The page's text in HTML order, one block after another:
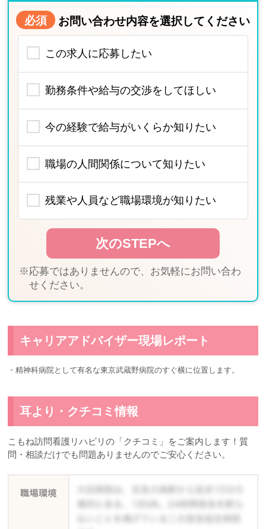
必須 お問い合わせ内容を選択してください
この求人に応募したい
勤務条件や給与の交渉をしてほしい
今の経験で給与がいくらか知りたい
職場の人間関係について知りたい
残業や人員など職場環境が知りたい
※応募ではありませんので、お気軽にお問い合わ
せください。
キャリアアドバイザー現場レポート
・精神科病院として有名な東京武蔵野病院のすぐ横に位置します。
耳より・クチコミ情報
こもね訪問看護リハビリの「クチコミ」をご案内します！質
問・相談だけでも問題ありませんのでご安心ください。